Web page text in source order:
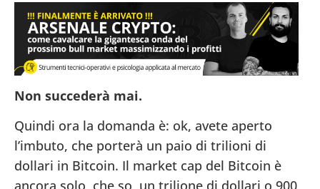
Non succederà mai.
Quindi ora la domanda è: ok, avete aperto
l’imbuto, che porterà un paio di trilioni di
dollari in Bitcoin. Il market cap del Bitcoin è